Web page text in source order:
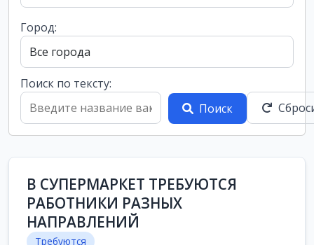
Город:
Поиск по тексту:
Поиск
В СУПЕРМАРКЕТ ТРЕБУЮТСЯ
РАБОТНИКИ РАЗНЫХ
НАПРАВЛЕНИЙ
Требуются